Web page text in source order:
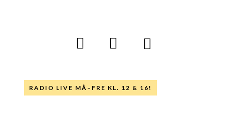
RADIO LIVE MÅ–FRE KL. 12 & 16!